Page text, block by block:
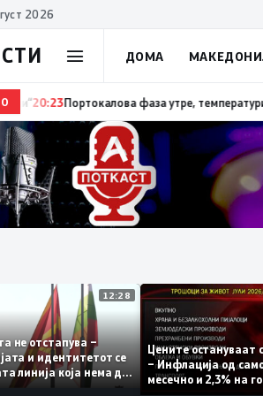
2026
ДОМА
20:24Сиљановска Давкова на Свечената
12:28
не отстапува –
и идентитетот се
линија која нема да
Цените
– Инфлација од
месечно и 2,3%